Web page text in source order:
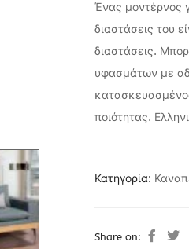
Ένας μοντέρνος
διαστάσεις του
διαστάσεις.
υφασμάτων με
ποιότητας.
Κατηγορία:
Share on: